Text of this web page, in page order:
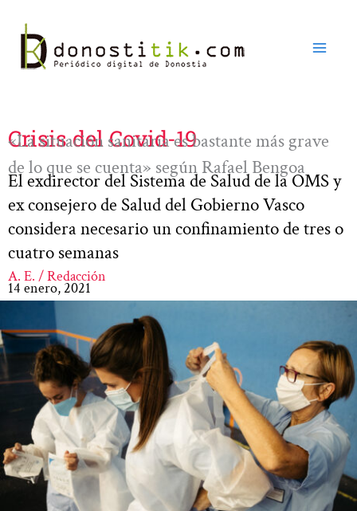
contenido
Crisis del Covid-19
«La situación sanitaria es bastante más grave
de lo que se cuenta» según Rafael Bengoa
El exdirector del Sistema de Salud de la OMS y
ex consejero de Salud del Gobierno Vasco
considera necesario un confinamiento de tres o
cuatro semanas
A. E. / Redacción
14 enero, 2021